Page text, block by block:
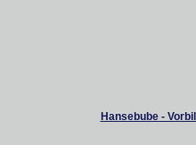
Hansebube -